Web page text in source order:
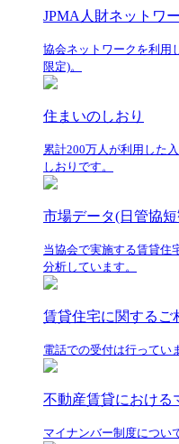
JPMA人財ネットワ
協会ネットワークを利用
限定)。
住まいのしおり
累計200万人が利用した
しおりです。
市場データ(日管協
当協会で実施する賃貸住
分析しています。
賃貸住宅に関するご
電話での受付は行ってい
不動産賃貸における
マイナンバー制度につい